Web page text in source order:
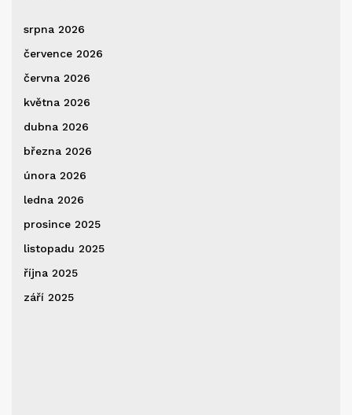
srpna 2026
července 2026
června 2026
května 2026
dubna 2026
března 2026
února 2026
ledna 2026
prosince 2025
listopadu 2025
října 2025
září 2025